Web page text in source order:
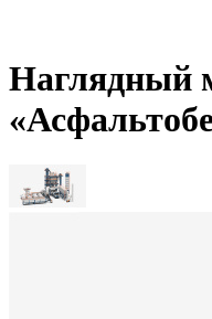
Наглядный